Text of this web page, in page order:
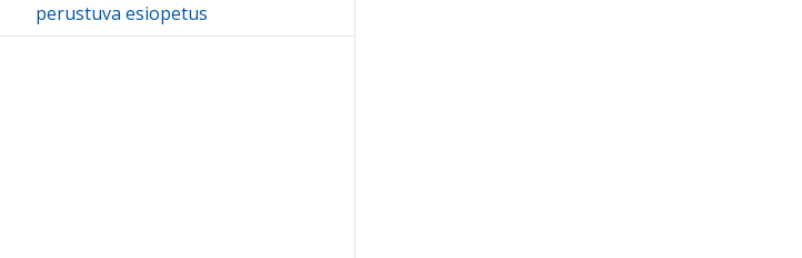
perustuva esiopetus